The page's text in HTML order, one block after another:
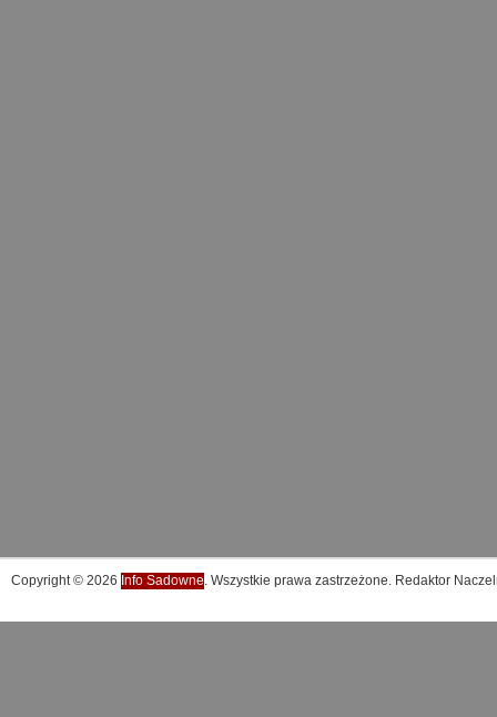
Copyright © 2026 Info Sadowne. Wszystkie prawa zastrzeżone. Redaktor